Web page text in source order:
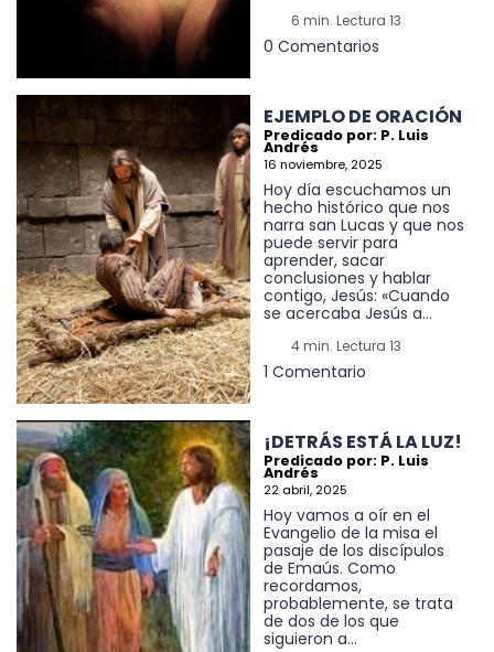
6 min. Lectura 13
0 Comentarios
EJEMPLO DE ORACIÓN
Predicado por: P. Luis
Andrés
16 noviembre, 2025
Hoy día escuchamos un
hecho histórico que nos
narra san Lucas y que nos
puede servir para
aprender, sacar
conclusiones y hablar
contigo, Jesús: «Cuando
se acercaba Jesús a...
4 min. Lectura 13
1 Comentario
¡DETRÁS ESTÁ LA LUZ!
Predicado por: P. Luis
Andrés
22 abril, 2025
Hoy vamos a oír en el
Evangelio de la misa el
pasaje de los discípulos
de Emaús. Como
recordamos,
probablemente, se trata
de dos de los que
siguieron a...